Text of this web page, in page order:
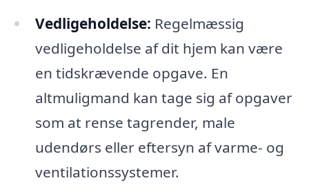
Vedligeholdelse: Regelmæssig
vedligeholdelse af dit hjem kan være
en tidskrævende opgave. En
altmuligmand kan tage sig af opgaver
som at rense tagrender, male
udendørs eller eftersyn af varme- og
ventilationssystemer.